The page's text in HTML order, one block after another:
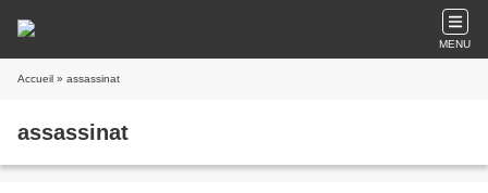
MENU
Accueil » assassinat
assassinat